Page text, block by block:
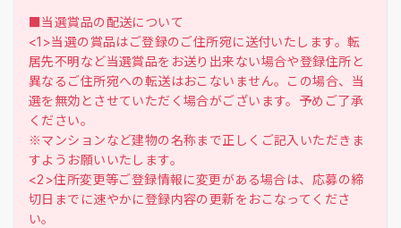
■当選賞品の配送について
<1>当選の賞品はご登録のご住所宛に送付いたします。転
居先不明など当選賞品をお送り出来ない場合や登録住所と
異なるご住所宛への転送はおこないません。この場合、当
選を無効とさせていただく場合がございます。予めご了承
ください。
※マンションなど建物の名称まで正しくご記入いただきま
すようお願いいたします。
<2>住所変更等ご登録情報に変更がある場合は、応募の締
切日までに速やかに登録内容の更新をおこなってくださ
い。